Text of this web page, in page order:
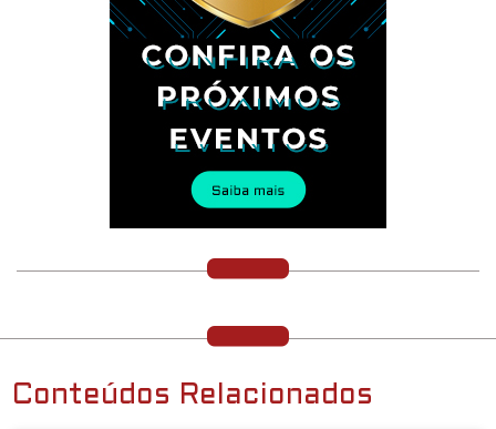
Conteúdos Relacionados